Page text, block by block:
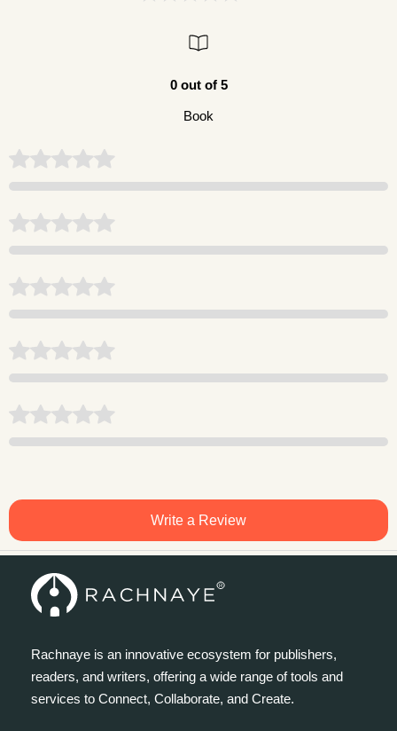
0 out of 5
Book
Write a Review
Rachnaye is an innovative ecosystem for publishers,
readers, and writers, offering a wide range of tools and
services to Connect, Collaborate, and Create.